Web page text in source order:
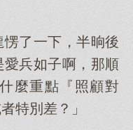
了一下，半晌後
兵如子啊，那順
麼重點『照顧對
特別差？」